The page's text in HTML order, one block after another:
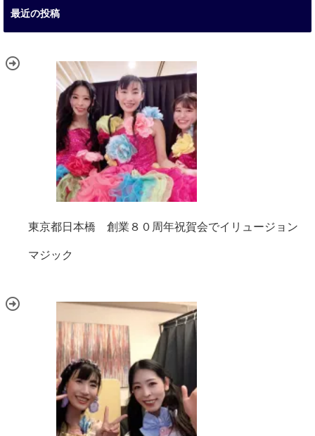
最近の投稿
東京都日本橋 創業８０周年祝賀会でイリュージョン
マジック